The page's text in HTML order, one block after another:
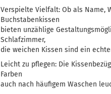
Kerzenhalter
Stabkerzen
Verspielte Vielfalt: Ob als Name,
Buchstabenkissen
bieten unzählige
Schlafzimmer,
die weichen Kissen sind ein
Leicht zu pflegen: Die
Farben
auch nach häufigem Waschen